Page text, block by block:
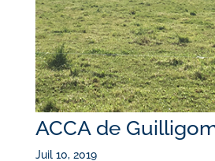
ACCA de
Juil 10, 2019